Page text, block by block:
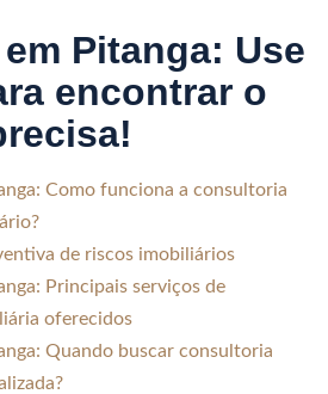
Pitanga: Use
encontrar o
Como funciona a consultoria
de riscos imobiliários
Principais serviços de
oferecidos
Quando buscar consultoria